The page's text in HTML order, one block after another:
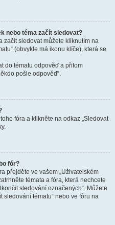
nebo téma začít sledovat?
začít sledovat můžete kliknutím na
(obvykle má ikonu klíče), která se
do tématu odpověď a přitom
pošle odpověď“.
fóra a klikněte na odkaz „Sledovat
fór?
přejděte ve vašem „Uživatelském
témata a fóra, která nechcete
sledování označených“. Můžete
sledování tématu“ nebo ve fóru na